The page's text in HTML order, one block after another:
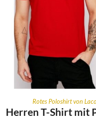
Rotes Poloshirt von
Herren T-Shirt mit